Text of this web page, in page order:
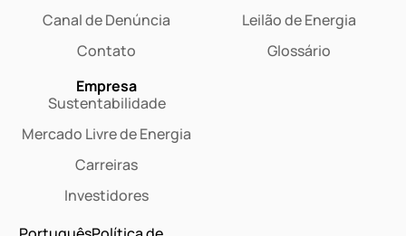
Canal de Denúncia
Contato
Leilão de Energia
Glossário
Empresa
Sustentabilidade
Mercado Livre de Energia
Carreiras
Investidores